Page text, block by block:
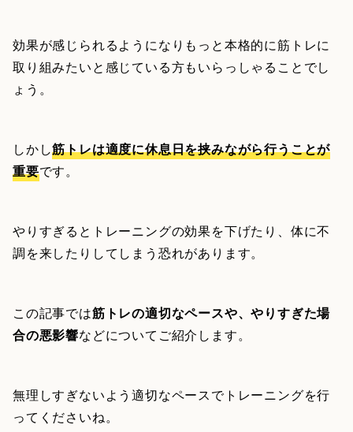
効果が感じられるようになりもっと本格的に筋トレに
取り組みたいと感じている方もいらっしゃることでし
ょう。
しかし筋トレは適度に休息日を挟みながら行うことが
重要です。
やりすぎるとトレーニングの効果を下げたり、体に不
調を来したりしてしまう恐れがあります。
この記事では筋トレの適切なペースや、やりすぎた場
合の悪影響などについてご紹介します。
無理しすぎないよう適切なペースでトレーニングを行
ってくださいね。